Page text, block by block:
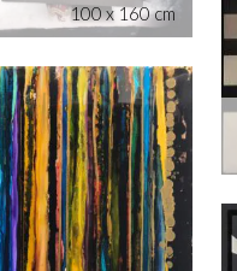
100 x 160 cm